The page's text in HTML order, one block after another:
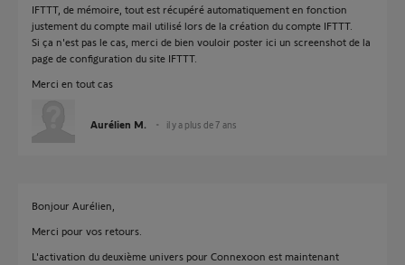
IFTTT, de mémoire, tout est récupéré automatiquement en fonction
justement du compte mail utilisé lors de la création du compte IFTTT.
Si ça n'est pas le cas, merci de bien vouloir poster ici un screenshot de la
page de configuration du site IFTTT.
Merci en tout cas
Aurélien M. il y a plus de 7 ans
Bonjour Aurélien,
Merci pour vos retours.
L'activation du deuxième univers pour Connexoon est maintenant